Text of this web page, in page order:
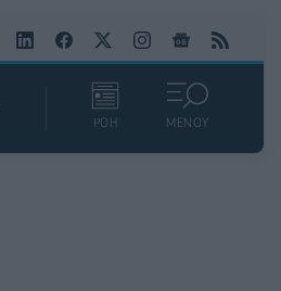
ΡΟΗ ΜΕΝΟΥ